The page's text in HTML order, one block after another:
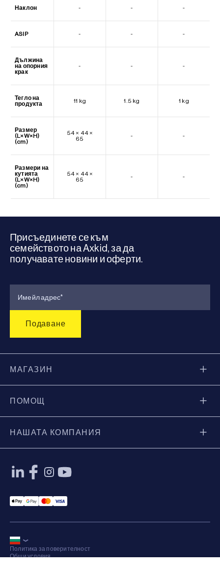
Наклон - - -
ASIP - - -
Дължина
на опорния
крак
- - -
Тегло на
продукта
11 kg 1.5 kg 1 kg
Размер
(L×W×H)
(cm)
54 × 44 ×
65
- -
Размери на
кутията
(L×W×H)
(cm)
54 × 44 ×
65
- -
Присъединете се към
семейството на Axkid, за да
получавате новини и оферти.
МАГАЗИН
ПОМОЩ
НАШАТА КОМПАНИЯ
Applepay Payment
Googlepay Payment
Mastercard Payment
Visa Payment
Политика за поверителност
Общи условия